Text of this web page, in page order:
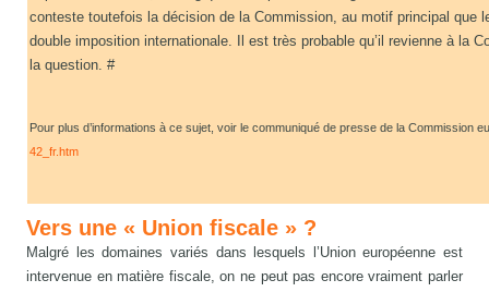
conteste toutefois la décision de la Commission, au motif principal que
double imposition internationale. Il est très probable qu’il revienne à la
la question. #
Pour plus d’informations à ce sujet, voir le communiqué de presse de la Commission
42_fr.htm
Vers une « Union fiscale » ?
Malgré les domaines variés dans lesquels l’Union européenne est
intervenue en matière fiscale, on ne peut pas encore vraiment parler